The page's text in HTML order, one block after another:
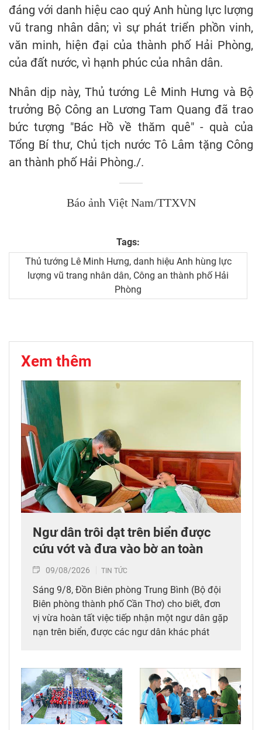
đáng với danh hiệu cao quý Anh hùng lực lượng
vũ trang nhân dân; vì sự phát triển phồn vinh,
văn minh, hiện đại của thành phố Hải Phòng,
của đất nước, vì hạnh phúc của nhân dân.
Nhân dịp này, Thủ tướng Lê Minh Hưng và Bộ
trưởng Bộ Công an Lương Tam Quang đã trao
bức tượng "Bác Hồ về thăm quê" - quà của
Tổng Bí thư, Chủ tịch nước Tô Lâm tặng Công
an thành phố Hải Phòng./.
Báo ảnh Việt Nam/TTXVN
Tags:
Thủ tướng Lê Minh Hưng, danh hiệu Anh hùng lực
lượng vũ trang nhân dân, Công an thành phố Hải
Phòng
Xem thêm
Ngư dân trôi dạt trên biển được
cứu vớt và đưa vào bờ an toàn
09/08/2026 TIN TỨC
Sáng 9/8, Đồn Biên phòng Trung Bình (Bộ đội
Biên phòng thành phố Cần Thơ) cho biết, đơn
vị vừa hoàn tất việc tiếp nhận một ngư dân gặp
nạn trên biển, được các ngư dân khác phát